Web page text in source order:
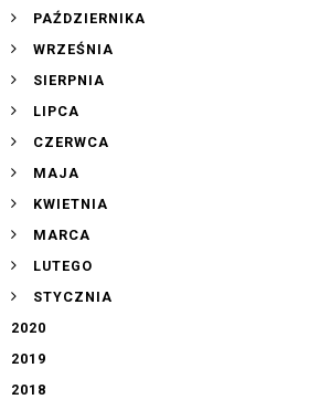
► PAŹDZIERNIKA
► WRZEŚNIA
► SIERPNIA
► LIPCA
► CZERWCA
► MAJA
► KWIETNIA
► MARCA
► LUTEGO
► STYCZNIA
2020
2019
2018